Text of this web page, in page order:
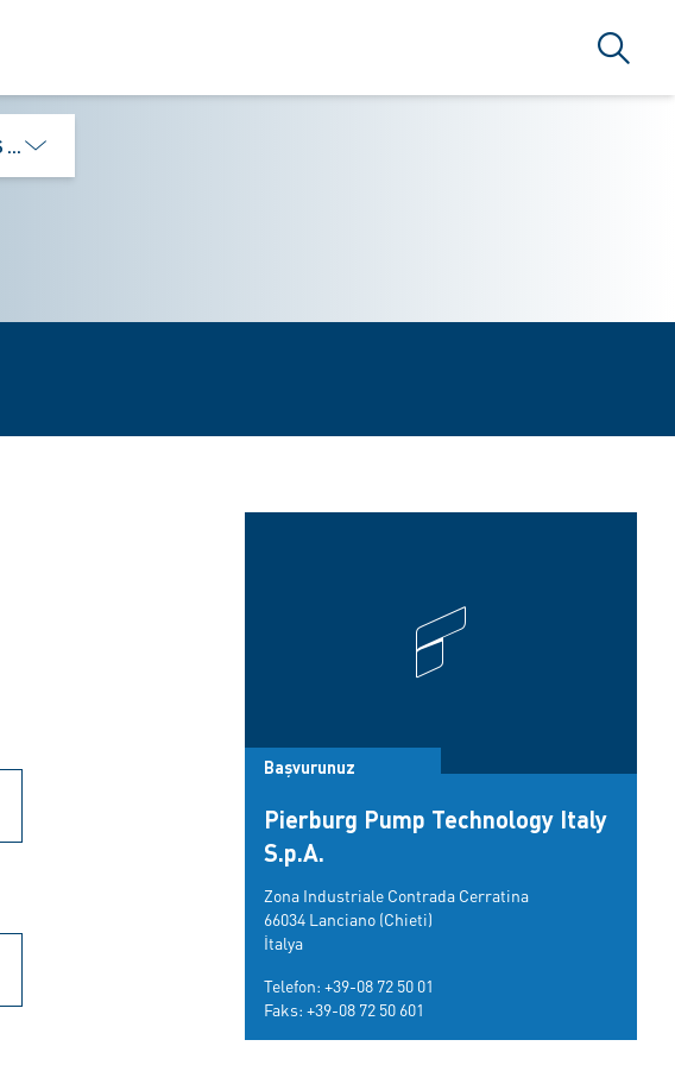
Arama
VE PAZARLAMA A.Ş
Başvurunuz
Pierburg Pump Technology Italy
S.p.A.
Zona Industriale Contrada Cerratina
66034 Lanciano (Chieti)
İtalya
Telefon: +39-08 72 50 01
Faks: +39-08 72 50 601